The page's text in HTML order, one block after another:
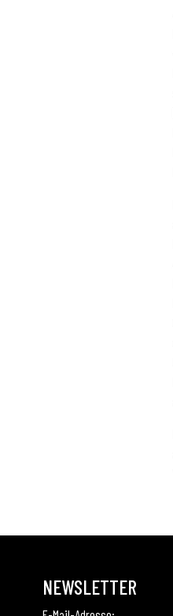
NEWSLETTER